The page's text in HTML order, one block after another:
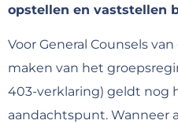
opstellen en vaststellen
Voor General Counsels
maken van het
403-verklaring) geldt nog
aandachtspunt. Wanneer